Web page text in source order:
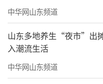
中华网山东频道
山东多地养生“夜市”出
入潮流生活
中华网山东频道